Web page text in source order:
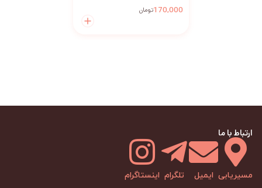
170,000تومان
ارتباط با ما
مسیریابی ایمیل تلگرام اینستاگرام